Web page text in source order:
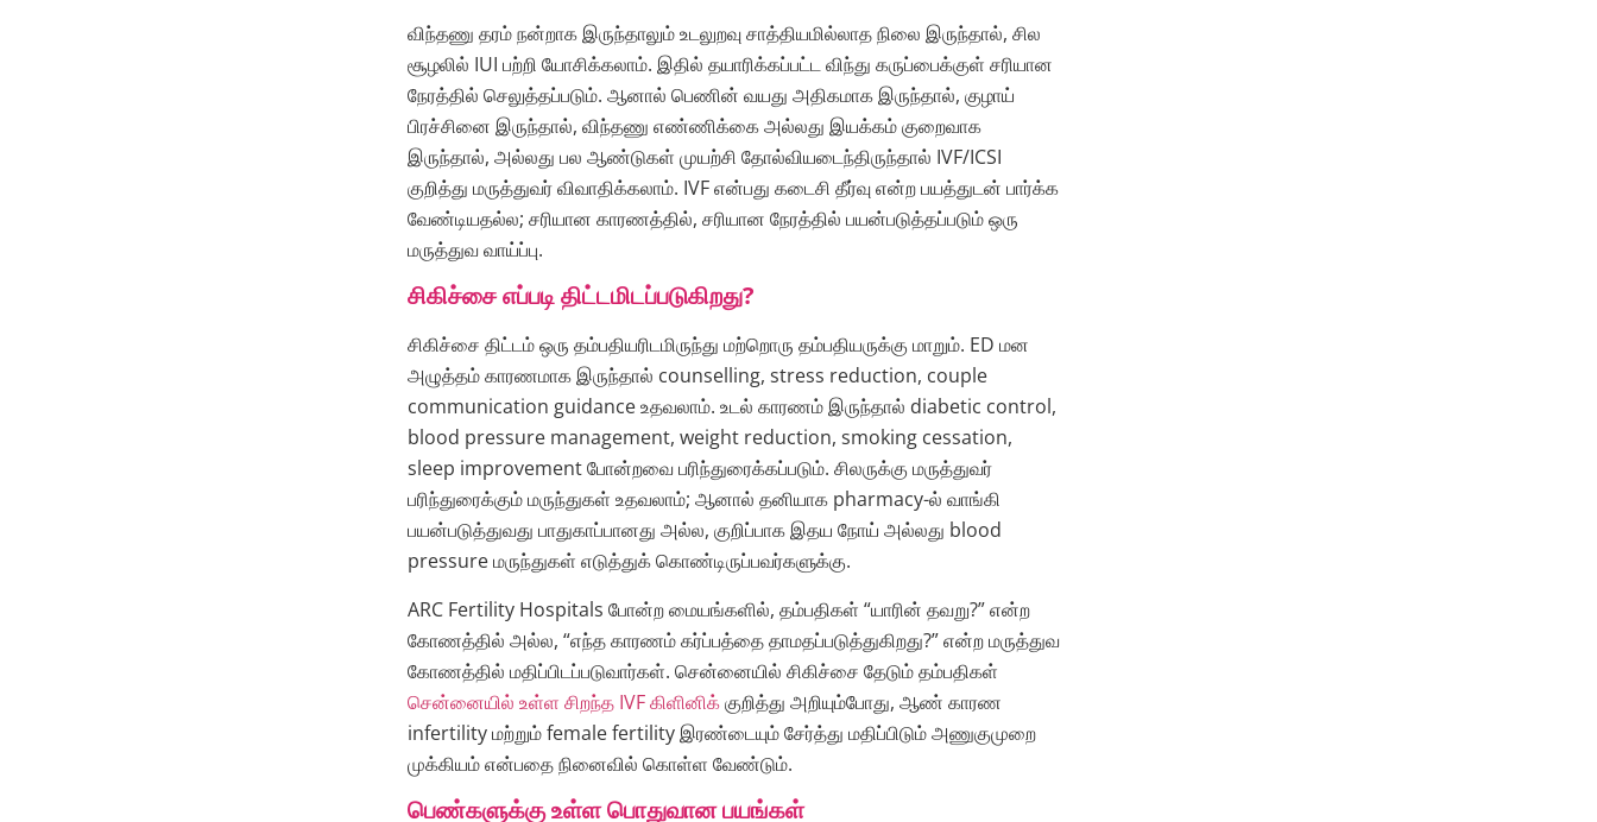
விந்தணு தரம் நன்றாக இருந்தாலும் உடலுறவு சாத்தியமில்லாத நிலை இருந்தால், சில
சூழலில் IUI பற்றி யோசிக்கலாம். இதில் தயாரிக்கப்பட்ட விந்து கருப்பைக்குள் சரியான
நேரத்தில் செலுத்தப்படும். ஆனால் பெணின் வயது அதிகமாக இருந்தால், குழாய்
பிரச்சினை இருந்தால், விந்தணு எண்ணிக்கை அல்லது இயக்கம் குறைவாக
இருந்தால், அல்லது பல ஆண்டுகள் முயற்சி தோல்வியடைந்திருந்தால் IVF/ICSI
குறித்து மருத்துவர் விவாதிக்கலாம். IVF என்பது கடைசி தீர்வு என்ற பயத்துடன் பார்க்க
வேண்டியதல்ல; சரியான காரணத்தில், சரியான நேரத்தில் பயன்படுத்தப்படும் ஒரு
மருத்துவ வாய்ப்பு.
சிகிச்சை எப்படி திட்டமிடப்படுகிறது?
சிகிச்சை திட்டம் ஒரு தம்பதியரிடமிருந்து மற்றொரு தம்பதியருக்கு மாறும். ED மன
அழுத்தம் காரணமாக இருந்தால் counselling, stress reduction, couple
communication guidance உதவலாம். உடல் காரணம் இருந்தால் diabetic control,
blood pressure management, weight reduction, smoking cessation,
sleep improvement போன்றவை பரிந்துரைக்கப்படும். சிலருக்கு மருத்துவர்
பரிந்துரைக்கும் மருந்துகள் உதவலாம்; ஆனால் தனியாக pharmacy-ல் வாங்கி
பயன்படுத்துவது பாதுகாப்பானது அல்ல, குறிப்பாக இதய நோய் அல்லது blood
pressure மருந்துகள் எடுத்துக் கொண்டிருப்பவர்களுக்கு.
ARC Fertility Hospitals போன்ற மையங்களில், தம்பதிகள் “யாரின் தவறு?” என்ற
கோணத்தில் அல்ல, “எந்த காரணம் கர்ப்பத்தை தாமதப்படுத்துகிறது?” என்ற மருத்துவ
கோணத்தில் மதிப்பிடப்படுவார்கள். சென்னையில் சிகிச்சை தேடும் தம்பதிகள்
சென்னையில் உள்ள சிறந்த IVF கிளினிக்குறித்து அறியும்போது, ஆண் காரண
infertility மற்றும் female fertility இரண்டையும் சேர்த்து மதிப்பிடும் அணுகுமுறை
முக்கியம் என்பதை நினைவில் கொள்ள வேண்டும்.
பெண்களுக்கு உள்ள பொதுவான பயங்கள்